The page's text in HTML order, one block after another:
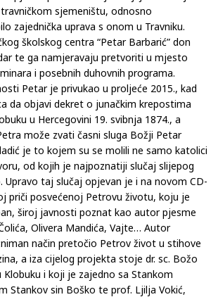
sjemeništu, odnosno
zajednička uprava s onom u Travniku.
školskog centra “Petar Barbarić” don
te ga namjeravaju pretvoriti u mjesto
i posebnih duhovnih programa.
Petar je privukao u proljeće 2015., kad
da objavi dekret o junačkim krepostima
u Hercegovini 19. svibnja 1874., a
može zvati časni sluga Božji Petar
je to kojem su se molili ne samo katolici
od kojih je najpoznatiji slučaj slijepog
taj slučaj opjevan je i na novom CD-
priči posvećenoj Petrovu životu, koju je
široj javnosti poznat kao autor pjesme
Olivera Mandića, Vajte… Autor
način pretočio Petrov život u stihove
a iza cijelog projekta stoje dr. sc. Božo
i koji je zajedno sa Stankom
Stankov sin Boško te prof. Ljilja Vokić,